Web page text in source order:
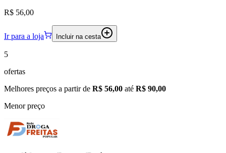
R$ 56,00
Ir para a loja Incluir na cesta
5
ofertas
Melhores preços a partir de R$ 56,00 até R$ 90,00
Menor preço